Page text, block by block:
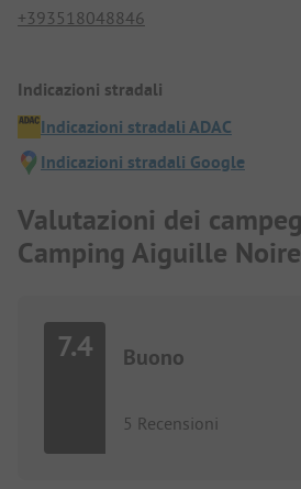
+393518048846
Indicazioni stradali
Indicazioni stradali ADAC
Indicazioni stradali Google
Valutazioni dei
Camping Aiguille Noire
7.4 Buono
5 Recensioni